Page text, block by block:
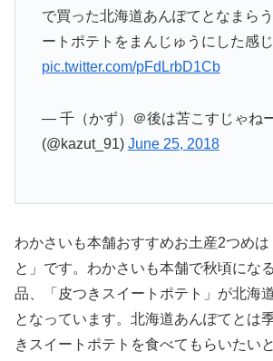
で買った北海道あんぽてとなまら
ートポテトをまんじゅうにした感じ
pic.twitter.com/pFdLrbD1Cb
— 千（かず）＠後は苫こすじゃね
(@kazut_91) June 25, 2018
わかさいも本舗おすすめお土産2つめ
と」です。わかさいも本舗で秋頃にな
品、「皮つきスイートポテト」が北海
となっています。北海道あんぽてとは
きスイートポテトを食べてもらいたい